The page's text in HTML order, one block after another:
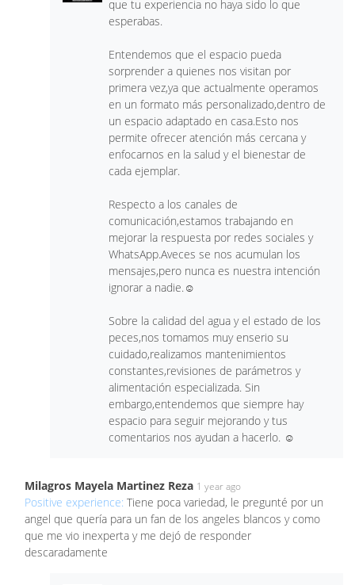
que tu experiencia no haya sido lo que
esperabas.
Entendemos que el espacio pueda
sorprender a quienes nos visitan por
primera vez,ya que actualmente operamos
en un formato más personalizado,dentro de
un espacio adaptado en casa.Esto nos
permite ofrecer atención más cercana y
enfocarnos en la salud y el bienestar de
cada ejemplar.
Respecto a los canales de
comunicación,estamos trabajando en
mejorar la respuesta por redes sociales y
WhatsApp.Aveces se nos acumulan los
mensajes,pero nunca es nuestra intención
ignorar a nadie.☺️
Sobre la calidad del agua y el estado de los
peces,nos tomamos muy enserio su
cuidado,realizamos mantenimientos
constantes,revisiones de parámetros y
alimentación especializada. Sin
embargo,entendemos que siempre hay
espacio para seguir mejorando y tus
comentarios nos ayudan a hacerlo. ☺️
Milagros Mayela Martinez Reza 1 year ago
Positive experience: Tiene poca variedad, le pregunté por un
angel que quería para un fan de los angeles blancos y como
que me vio inexperta y me dejó de responder
descaradamente